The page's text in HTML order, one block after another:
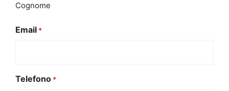
Cognome
Email *
Telefono *